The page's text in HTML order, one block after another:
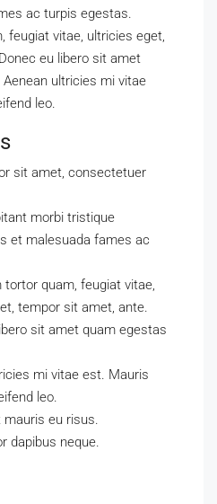
ac turpis egestas.
feugiat vitae, ultricies eget,
eu libero sit amet
ultricies mi vitae
leo.
sit amet, consectetuer
morbi tristique
et malesuada fames ac
tortor quam, feugiat vitae,
tempor sit amet, ante.
sit amet quam egestas
mi vitae est. Mauris
leo.
eu risus.
dapibus neque.